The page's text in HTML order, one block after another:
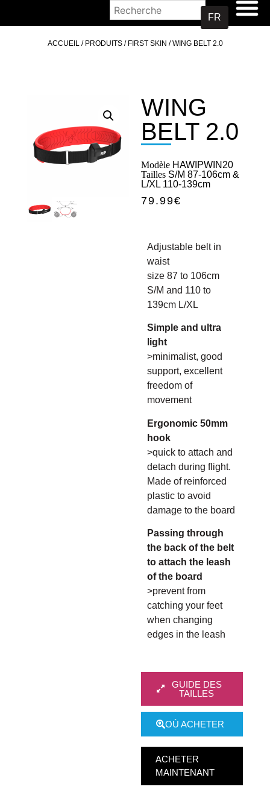
FR
ACCUEIL/ PRODUITS/ FIRST SKIN / WING BELT 2.0
WING
BELT 2.0
Modèle HAWIPWIN20
Tailles S/M 87-106cm &
L/XL 110-139cm
79.99€
Adjustable belt in
waist
size 87 to 106cm
S/M and 110 to
139cm L/XL
Simple and ultra
light
>minimalist, good
support, excellent
freedom of
movement
Ergonomic 50mm
hook
>quick to attach and
detach during flight.
Made of reinforced
plastic to avoid
damage to the board
Passing through
the back of the belt
to attach the leash
of the board
>prevent from
catching your feet
when changing
edges in the leash
GUIDE DES
TAILLES
OÙ ACHETER
ACHETER
MAINTENANT